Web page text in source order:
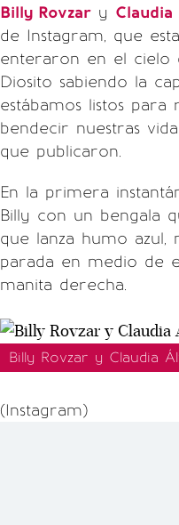
Billy Rovzar y
de Instagram, que
enteraron en el cielo
Diosito sabiendo la
estábamos listos
bendecir nuestras
que publicaron.
En la primera
Billy con un bengala
que lanza humo azul,
parada en medio de
manita derecha.
Billy Rovzar y Claudia
(Instagram)